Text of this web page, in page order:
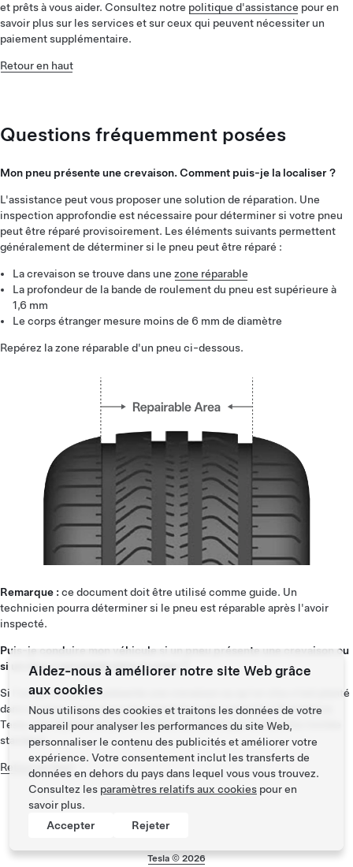
et prêts à vous aider. Consultez notre politique d'assistance pour en
savoir plus sur les services et sur ceux qui peuvent nécessiter un
paiement supplémentaire.
Retour en haut
Questions fréquemment posées
Mon pneu présente une crevaison. Comment puis-je la localiser ?
L'assistance peut vous proposer une solution de réparation. Une
inspection approfondie est nécessaire pour déterminer si votre pneu
peut être réparé provisoirement. Les éléments suivants permettent
généralement de déterminer si le pneu peut être réparé :
La crevaison se trouve dans une zone réparable
La profondeur de la bande de roulement du pneu est supérieure à
1,6 mm
Le corps étranger mesure moins de 6 mm de diamètre
Repérez la zone réparable d'un pneu ci-dessous.
Remarque : ce document doit être utilisé comme guide. Un
technicien pourra déterminer si le pneu est réparable après l'avoir
inspecté.
Puis-je conduire mon véhicule si un pneu présente une crevaison ou
si un clou s'est planté dans un pneu ?
Si l'un de vos pneus présente une crevaison ou qu'un clou s'est planté
dans un pneu, nous vous recommandons de contacter l'Assistance
Tesla. Les réparations peuvent être couvertes par la Garantie limitée
standard.
Retour en haut
Tesla ©2026
Aidez-nous à améliorer notre site Web grâce
aux cookies
Nous utilisons des cookies et traitons les données de votre
appareil pour analyser les performances du site Web,
personnaliser le contenu des publicités et améliorer votre
expérience. Votre consentement inclut les transferts de
données en dehors du pays dans lequel vous vous trouvez.
Consultez les paramètres relatifs aux cookies pour en
savoir plus.
Accepter
Rejeter